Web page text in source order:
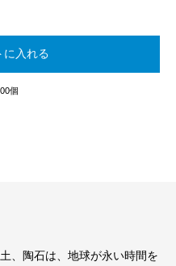
に入れる
個
、陶石は、地球が永い時間を